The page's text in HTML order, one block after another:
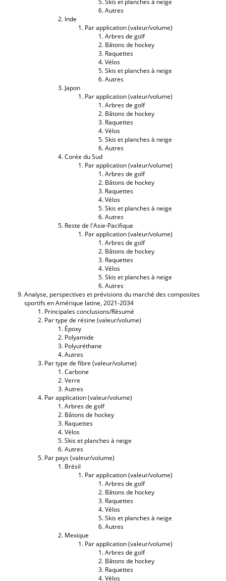
Autres
Inde
Par application (valeur/volume)
Arbres de golf
Bâtons de hockey
Raquettes
Vélos
Skis et planches à neige
Autres
Japon
Par application (valeur/volume)
Arbres de golf
Bâtons de hockey
Raquettes
Vélos
Skis et planches à neige
Autres
Corée du Sud
Par application (valeur/volume)
Arbres de golf
Bâtons de hockey
Raquettes
Vélos
Skis et planches à neige
Autres
Reste de l'Asie-Pacifique
Par application (valeur/volume)
Arbres de golf
Bâtons de hockey
Raquettes
Vélos
Skis et planches à neige
Autres
Analyse, perspectives et prévisions du marché des composites
sportifs en Amérique latine, 2021-2034
Principales conclusions/Résumé
Par type de résine (valeur/volume)
Époxy
Polyamide
Polyuréthane
Autres
Par type de fibre (valeur/volume)
Carbone
Verre
Autres
Par application (valeur/volume)
Arbres de golf
Bâtons de hockey
Raquettes
Vélos
Skis et planches à neige
Autres
Par pays (valeur/volume)
Brésil
Par application (valeur/volume)
Arbres de golf
Bâtons de hockey
Raquettes
Vélos
Skis et planches à neige
Autres
Mexique
Par application (valeur/volume)
Arbres de golf
Bâtons de hockey
Raquettes
Vélos